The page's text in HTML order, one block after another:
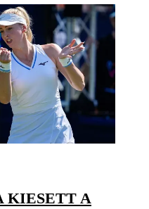
KIESETT A